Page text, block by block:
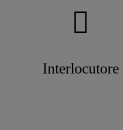
Interlocutore